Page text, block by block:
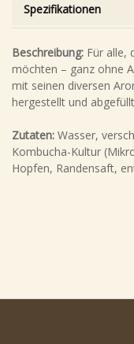
Spezifikationen
Beschreibung: Für alle,
möchten – ganz ohne
mit seinen diversen
hergestellt und
Zutaten: Wasser,
Kombucha-Kultur
Hopfen, Randensaft,